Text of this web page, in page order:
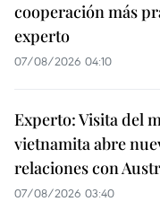
cooperación más
experto
07/08/2026 04:10
Experto: Visita del
vietnamita abre
relaciones con
07/08/2026 03:40